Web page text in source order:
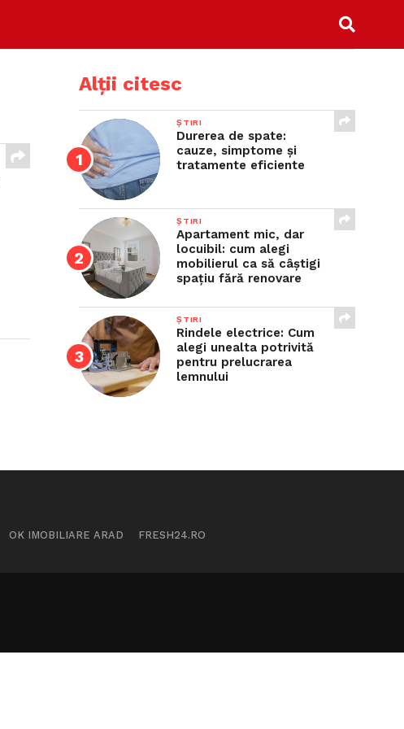
Alții citesc
ȘTIRI
Durerea de spate:
cauze, simptome și
tratamente eficiente
ȘTIRI
Apartament mic, dar
locuibil: cum alegi
mobilierul ca să câștigi
spațiu fără renovare
ȘTIRI
Rindele electrice: Cum
alegi unealta potrivită
pentru prelucrarea
lemnului
OK IMOBILIARE ARAD FRESH24.RO